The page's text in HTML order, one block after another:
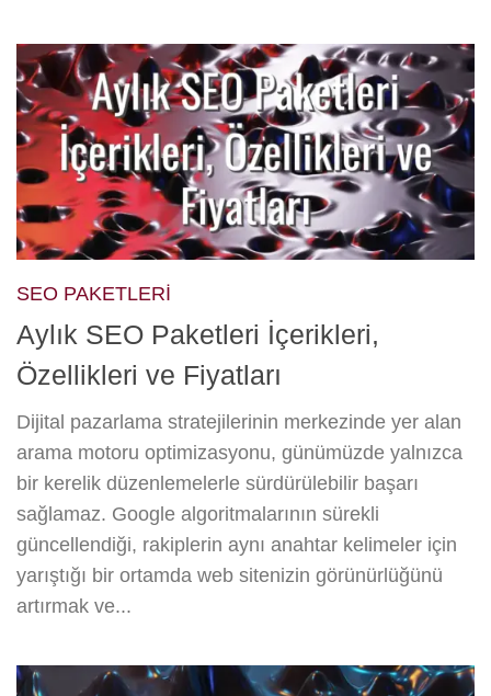
SEO PAKETLERI
Aylık SEO Paketleri İçerikleri,
Özellikleri ve Fiyatları
Dijital pazarlama stratejilerinin merkezinde yer alan
arama motoru optimizasyonu, günümüzde yalnızca
bir kerelik düzenlemelerle sürdürülebilir başarı
sağlamaz. Google algoritmalarının sürekli
güncellendiği, rakiplerin aynı anahtar kelimeler için
yarıştığı bir ortamda web sitenizin görünürlüğünü
artırmak ve...